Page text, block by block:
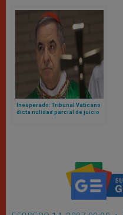
Inesperado: Tribunal Vaticano
dicta nulidad parcial de juicio